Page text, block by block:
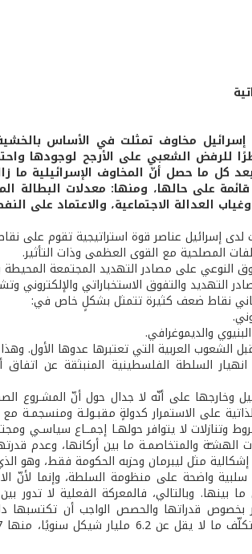
إسرائيل مخاوف تمثلت في الأساس
للرفض الشعبي على الأرجح لوجودها
كل ما حصل أنّ المخاوف الإسرائيلية ما
على حالها، ومنها: معدلات البطالة
العدالة الاجتماعية، والاعتماد على
إسرائيل عناصر قوة استراتيجية تقوم على
المصلحية مع القوى العظمى وذات التأثير.
النوعي على مصادر التهديد المجتمعة المحيطة
والتفوق الاستخباراتي والإلكتروني
نقاط ضعف كثيرة تتمثل بشكلٍ خاص في:
والديموغرافي.
الشعوب العربية التي تعتبرها عدوها
السلطة الفلسطينية المنبثقة عن
وخارجها على أنّه لا جدال حول أنّ المشـروع
الذاتية على الاستمرار كدولةٍ مقبـولـة
وتنازلات لا يتوافر حولهـا إجمــاع سياسـي
الهشـّة والمتخاصمـة ما بين أركانها، وعدم
مثل ليبرمان وحزبه الحكومة فقط، وهو
سلبية واضحة على منظومة السلطة، وإنما لأنّ
وبالتالي، فالمعركة الفعلية لا تدور
بخصوص قدراتها والحصص الواجب أن